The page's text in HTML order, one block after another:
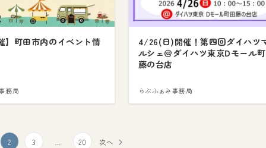
】町田市内のイベント情
務局
4/26(日)開催！第四回ダイハツ
ルシェ＠ダイハツ東京Dモール
藤の台店
らぶふぁみ事務局
2 3 … 20 次へ